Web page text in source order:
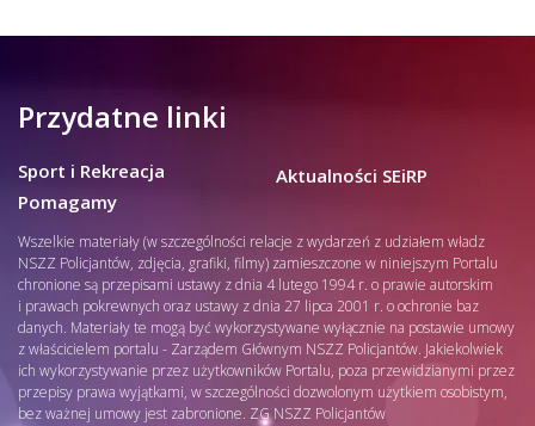
Przydatne linki
Sport i Rekreacja
Pomagamy
Aktualności SEiRP
Wszelkie materiały (w szczególności relacje z wydarzeń z udziałem władz
NSZZ Policjantów, zdjęcia, grafiki, filmy) zamieszczone w niniejszym Portalu
chronione są przepisami ustawy z dnia 4 lutego 1994 r. o prawie autorskim
i prawach pokrewnych oraz ustawy z dnia 27 lipca 2001 r. o ochronie baz
danych. Materiały te mogą być wykorzystywane wyłącznie na postawie umowy
z właścicielem portalu - Zarządem Głównym NSZZ Policjantów. Jakiekolwiek
ich wykorzystywanie przez użytkowników Portalu, poza przewidzianymi przez
przepisy prawa wyjątkami, w szczególności dozwolonym użytkiem osobistym,
bez ważnej umowy jest zabronione. ZG NSZZ Policjantów